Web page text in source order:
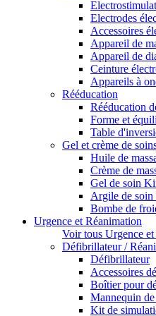
Electrodes
Accessoires
Appareil de
Appareil de
Ceinture
Appareils à
Rééducation
Rééducation
Forme et
Table
Gel et crème de
Huile de
Crème de
Gel de soin
Argile de
Bombe de
Urgence et Réanimation
Voir tous Urgence
Défibrillateur /
Défibrillateur
Accessoires
Boîtier pour
Mannequin
Kit de